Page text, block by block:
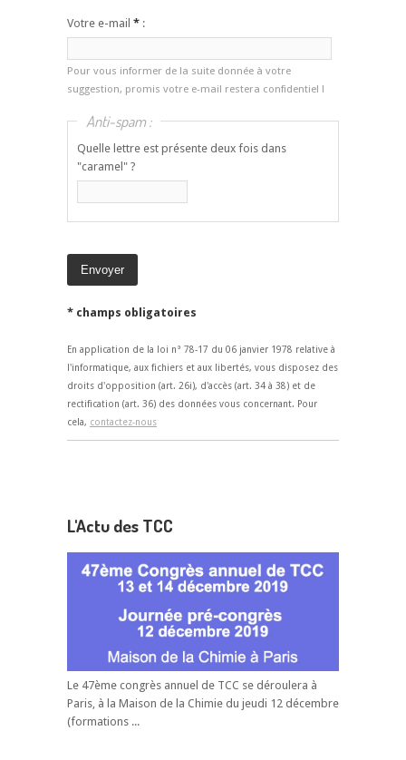
Votre e-mail * :
Pour vous informer de la suite donnée à votre
suggestion, promis votre e-mail restera confidentiel !
Anti-spam :
Quelle lettre est présente deux fois dans
"caramel" ?
* champs obligatoires
En application de la loi n° 78-17 du 06 janvier 1978 relative à
l'informatique, aux fichiers et aux libertés, vous disposez des
droits d'opposition (art. 26i), d'accès (art. 34 à 38) et de
rectification (art. 36) des données vous concernant. Pour
cela, contactez-nous
L'Actu des TCC
Le 47ème congrès annuel de TCC se déroulera à
Paris, à la Maison de la Chimie du jeudi 12 décembre
(formations ...